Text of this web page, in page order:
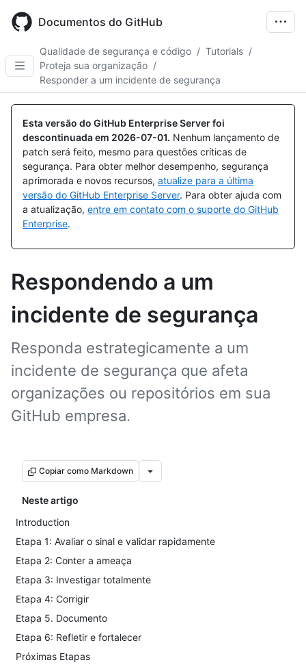
main
Documentos do GitHub
Qualidade de segurança e código / Tutorials /
Proteja sua organização /
Responder a um incidente de segurança
Esta versão do GitHub Enterprise Server foi
descontinuada em 2026-07-01. Nenhum lançamento de
patch será feito, mesmo para questões críticas de
segurança. Para obter melhor desempenho, segurança
aprimorada e novos recursos, atualize para a última
versão do GitHub Enterprise Server. Para obter ajuda com
a atualização, entre em contato com o suporte do GitHub
Enterprise.
Respondendo a um
incidente de segurança
Responda estrategicamente a um
incidente de segurança que afeta
organizações ou repositórios em sua
GitHub empresa.
Copiar como Markdown
Neste artigo
Introduction
Etapa 1: Avaliar o sinal e validar rapidamente
Etapa 2: Conter a ameaça
Etapa 3: Investigar totalmente
Etapa 4: Corrigir
Etapa 5. Documento
Etapa 6: Refletir e fortalecer
Próximas Etapas